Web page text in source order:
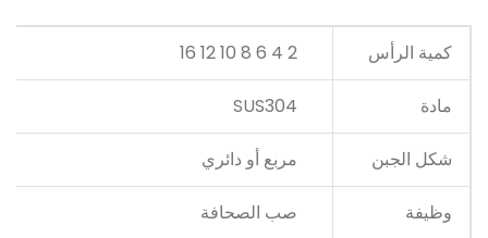
كمية الرأس
مادة
شكل الجبن مربع أو دائري
وظيفة صب الصحافة